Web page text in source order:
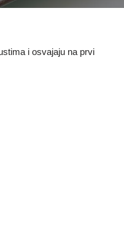
i osvajaju na prvi